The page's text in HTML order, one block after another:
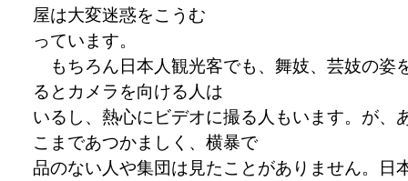
屋は大変迷惑をこうむ
っています。
もちろん日本人観光客でも、舞妓、芸妓の姿
るとカメラを向ける人は
いるし、熱心にビデオに撮る人もいます。が、
こまであつかましく、横暴で
品のない人や集団は見たことがありません。日